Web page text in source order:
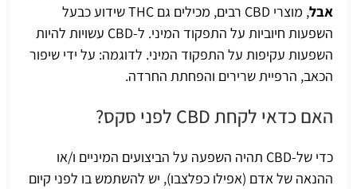
אבל
, מוצרי CBD רבים, מכילים גם THC שידוע כבעל
השפעות חיוביות על התפקוד המיני. ל-CBD עשויות להיות
השפעות עקיפות על התפקוד המיני. לדוגמה: על ידי שיפור
הכאב, הרפיית שרירים והפחתת החרדה.
האם כדאי לקחת CBD לפני סקס?
כדי של-CBD תהיה השפעה על הביצועים המיניים ו/או
ההנאה של אדם (אפילו כפלצבו), יש להשתמש בו לפני קיום